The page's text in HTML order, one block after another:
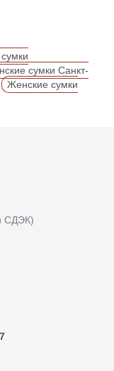
сумки Санкт-
Женские сумки
СДЭК)